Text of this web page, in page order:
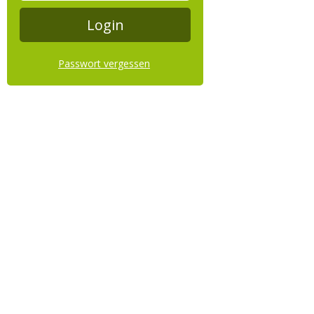
Passwort vergessen